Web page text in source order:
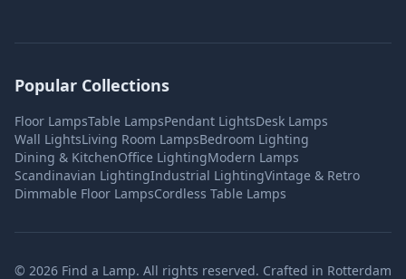
Popular Collections
Floor LampsTable LampsPendant LightsDesk Lamps
Wall LightsLiving Room LampsBedroom Lighting
Dining & KitchenOffice LightingModern Lamps
Scandinavian LightingIndustrial LightingVintage & Retro
Dimmable Floor LampsCordless Table Lamps
© 2026 Find a Lamp. All rights reserved. Crafted in Rotterdam